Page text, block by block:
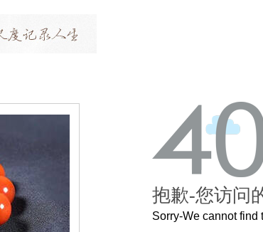
抱歉-您访问
Sorry-We cannot find